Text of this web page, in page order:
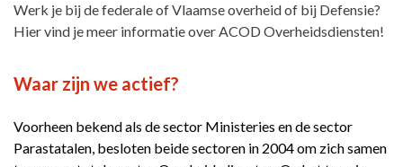
Werk je bij de federale of Vlaamse overheid of bij Defensie?
Hier vind je meer informatie over ACOD Overheidsdiensten!
Waar zijn we actief?
Voorheen bekend als de sector Ministeries en de sector
Parastatalen, besloten beide sectoren in 2004 om zich samen